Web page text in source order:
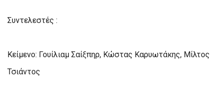
Συντελεστές :
Κείμενο: Γουίλιαμ Σαίξπηρ, Κώστας Καρυωτάκης, Μίλτος
Τσιάντος